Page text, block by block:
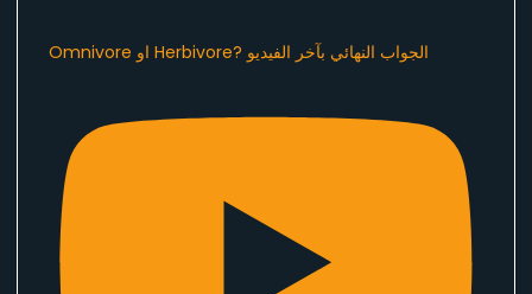
Omnivore او Herbivore? الجواب النهائي بآخر الفيديو